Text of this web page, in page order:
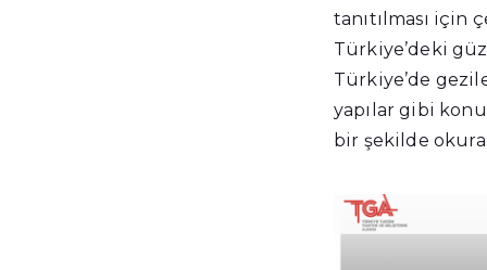
tanıtılması
Türkiye’deki
Türkiye’de
yapılar gibi
bir şekilde